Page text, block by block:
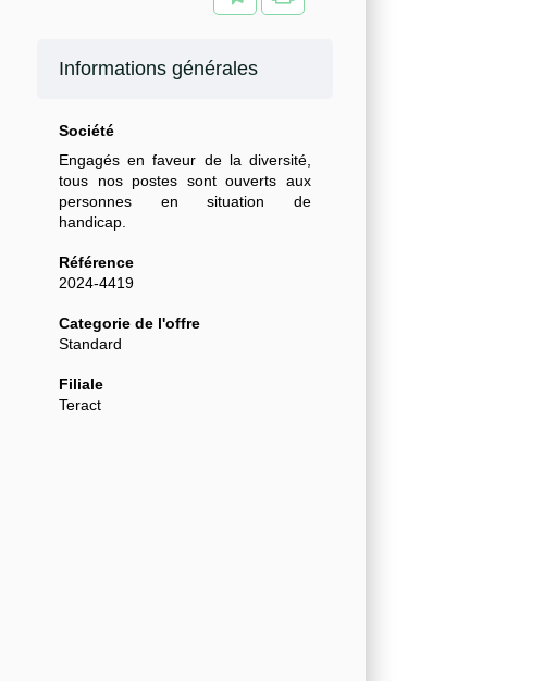
Informations générales
Société
Engagés en faveur de la diversité,
tous nos postes sont ouverts aux
personnes en situation de
handicap.
Référence
2024-4419
Categorie de l'offre
Standard
Filiale
Teract